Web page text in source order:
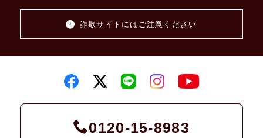
詐欺サイトにはご注意ください
0120-15-8983